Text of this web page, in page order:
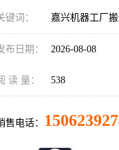
键词： 嘉兴机器工厂
布日期： 2026-08-08
读 量： 538
售电话：